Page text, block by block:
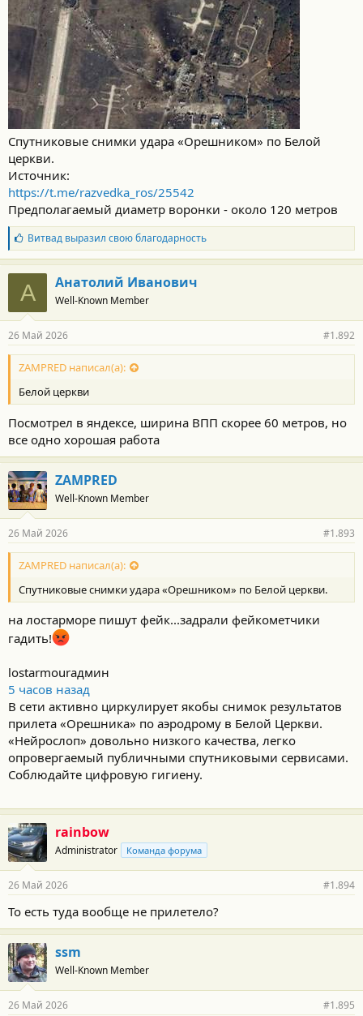
Спутниковые снимки удара «Орешником» по Белой
церкви.
Источник:
https://t.me/razvedka_ros/25542
Предполагаемый диаметр воронки - около 120 метров
Б
л
а
г
о
а
н
о
с
и
:
Витвадвыразил свою благодарность
А Анатолий Иванович
Well-Known Member
26 Май 2026 #1.892
ZAMPRED написал(а):
Белой церкви
Посмотрел в яндексе, ширина ВПП скорее 60 метров, но
все одно хорошая работа
ZAMPRED
Well-Known Member
26 Май 2026 #1.893
ZAMPRED написал(а):
Спутниковые снимки удара «Орешником» по Белой церкви.
на лостарморе пишут фейк...задрали фейкометчики
гадить!
lostarmourадмин
5 часов назад
В сети активно циркулирует якобы снимок результатов
прилета «Орешника» по аэродрому в Белой Церкви.
«Нейрослоп» довольно низкого качества, легко
опровергаемый публичными спутниковыми сервисами.
Соблюдайте цифровую гигиену.
rainbow
Administrator Команда форума
26 Май 2026 #1.894
То есть туда вообще не прилетело?
ssm
Well-Known Member
26 Май 2026 #1.895